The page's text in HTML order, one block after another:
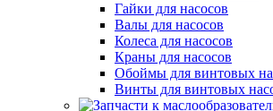
Гайки для насосов
Валы для насосов
Колеса для насосов
Краны для насосов
Обоймы для винтовых
Винты для винтовых